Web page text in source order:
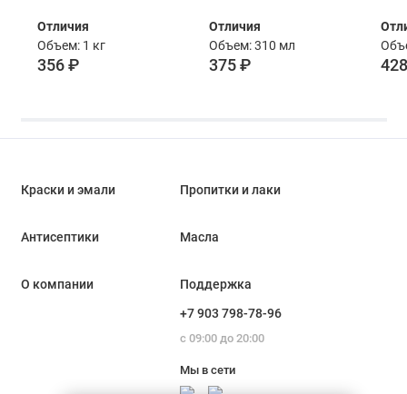
Отличия
Объем: 1 кг
356 ₽
«Wood
Professional» цвет
тик 310 мл
Отличия
Объем: 310 мл
375 ₽
кг
Краски и эмали Пропитки и лаки
Антисептики Масла
О компании
Поддержка
+7 903 798-78-96
с 09:00 до 20:00
Мы в сети